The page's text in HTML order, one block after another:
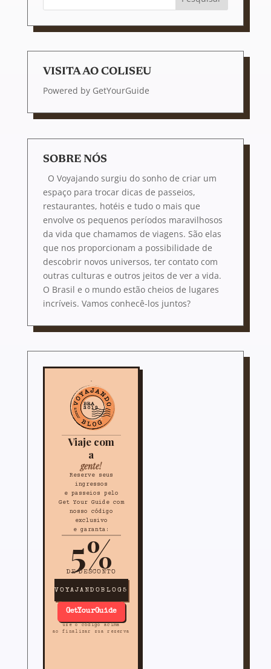
VISITA AO COLISEU
Powered by GetYourGuide
SOBRE NÓS
O Voyajando surgiu do sonho de criar um
espaço para trocar dicas de passeios,
restaurantes, hotéis e tudo o mais que
envolve os pequenos períodos maravilhosos
da vida que chamamos de viagens. São elas
que nos proporcionam a possibilidade de
descobrir novos universos, ter contato com
outras culturas e outros jeitos de ver a vida.
O Brasil e o mundo estão cheios de lugares
incríveis. Vamos conhecê-los juntos?
Viaje com
a
gente!
Reserve seus
ingressos
e passeios pelo
Get Your Guide com
nosso código
exclusivo
e garanta:
5%
DE DESCONTO
VOYAJANDOBLOG5
GetYourGuide
use o código acima
ao finalizar sua reserva